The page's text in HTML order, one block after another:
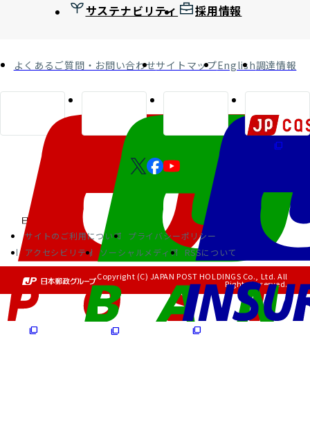
サステナビリティ 採用情報
よくあるご質問・お問い合わせサイトマップEnglish調達情報
サイトのご利用について
プライバシーポリシー
アクセシビリティ
ソーシャルメディア RSSについて
Copyright (C) JAPAN POST HOLDINGS Co., Ltd. All
Rights Reserved.